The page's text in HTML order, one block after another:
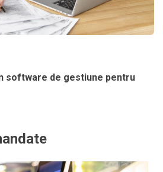
software de gestiune pentru